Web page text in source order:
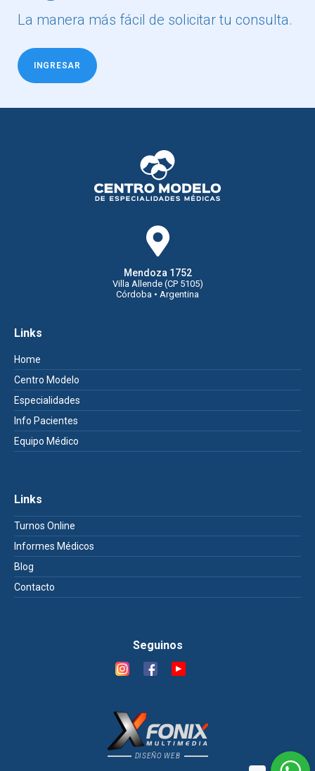
La manera más fácil de solicitar tu consulta.
INGRESAR
Mendoza 1752
Villa Allende (CP 5105)
Córdoba • Argentina
Links
Home
Centro Modelo
Especialidades
Info Pacientes
Equipo Médico
Links
Turnos Online
Informes Médicos
Blog
Contacto
Seguinos
DISEÑO WEB